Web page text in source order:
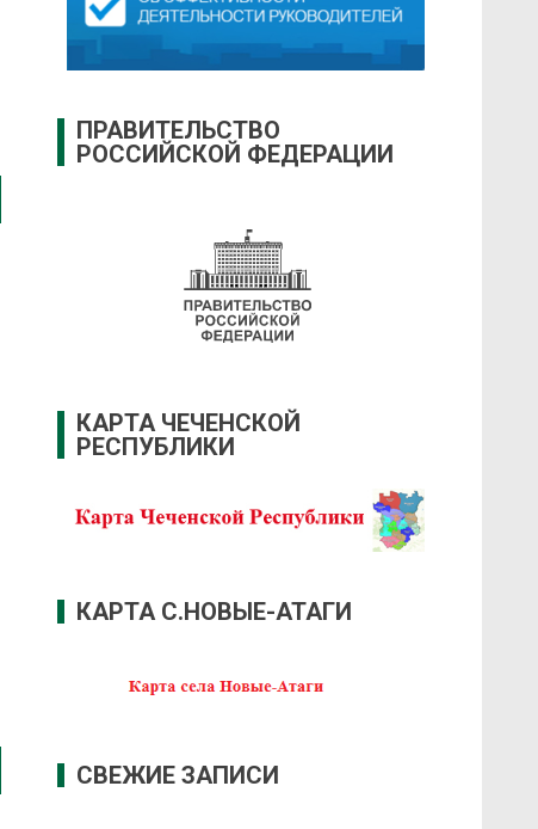
ПРАВИТЕЛЬСТВО
РОССИЙСКОЙ ФЕДЕРАЦИИ
КАРТА ЧЕЧЕНСКОЙ
РЕСПУБЛИКИ
КАРТА С.НОВЫЕ-АТАГИ
СВЕЖИЕ ЗАПИСИ